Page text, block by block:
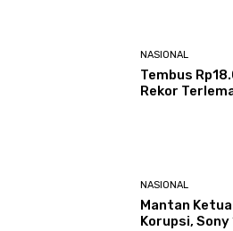
NASIONAL
Tembus
Rekor
NASIONAL
Mantan
Korupsi, Sony